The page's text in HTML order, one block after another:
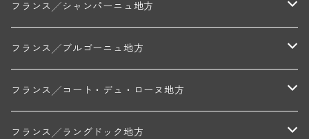
フランス╱シャンパーニュ地方
モンターニュ・ド・ランス
トリシェ・ディディエ
コート・デ・ブラン
ミッシェル・ジュネ
フランス╱ブルゴーニュ地方
シャブリ地区
プティ・ポンティニィ(シャブリ)
コート・ド・ニュイ地区
フランス╱コート・デュ・ローヌ地方
北部地区
フランス╱ラングドック地方